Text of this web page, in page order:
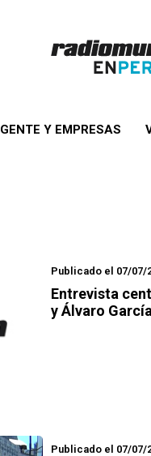
GENTE Y EMPRESAS
Publicado el 07/07/
Entrevista
y Álvaro García
Publicado el 07/07/